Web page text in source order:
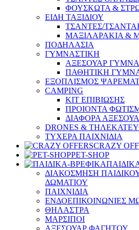
ΦΟΥΣΚΩΤΑ &
ΕΙΔΗ ΤΑΞΙΔΙΟΥ
ΤΣΑΝΤΕΣ/
ΜΑΞΙΛΑΡΑΚΙΑ &
ΠΟΔΗΛΑΣΙΑ
ΓΥΜΝΑΣΤΙΚΗ
ΑΞΕΣΟΥΑΡ
ΠΑΘΗΤΙΚΗ
ΕΞΟΠΛΙΣΜΟΣ
CAMPING
ΚΙΤ ΕΠΙΒΙΩΣΗΣ
ΠΡΟΙΟΝΤΑ
ΔΙΑΦΟΡΑ
DRONES &
ΤΥΧΕΡΑ ΠΑΙΧΝΙΔΙΑ
CRAZY
PET-SHOP
ΔΙΑΚΟΣΜΗΣΗ
ΔΩΜΑΤΙΟΥ
ΠΑΙΧΝΙΔΙΑ
ΕΝΔΟΕΠΙΚΟΙΝΩΝΙΕΣ
ΘΗΛΑΣΤΡΑ
ΜΑΡΣΙΠΟΙ